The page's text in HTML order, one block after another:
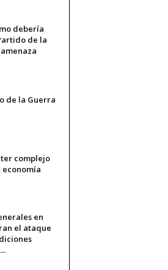
debería
de la
de la Guerra
complejo
economía
en
el ataque